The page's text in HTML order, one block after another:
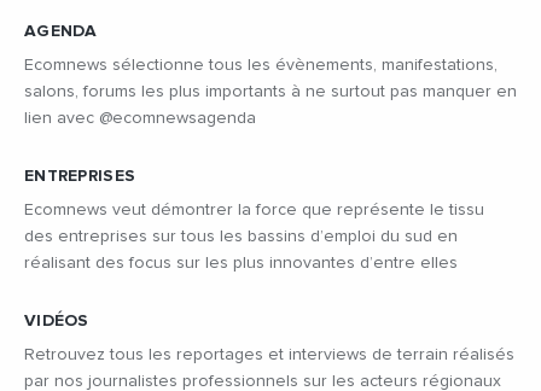
AGENDA
Ecomnews sélectionne tous les évènements, manifestations,
salons, forums les plus importants à ne surtout pas manquer en
lien avec @ecomnewsagenda
ENTREPRISES
Ecomnews veut démontrer la force que représente le tissu
des entreprises sur tous les bassins d’emploi du sud en
réalisant des focus sur les plus innovantes d’entre elles
VIDÉOS
Retrouvez tous les reportages et interviews de terrain réalisés
par nos journalistes professionnels sur les acteurs régionaux